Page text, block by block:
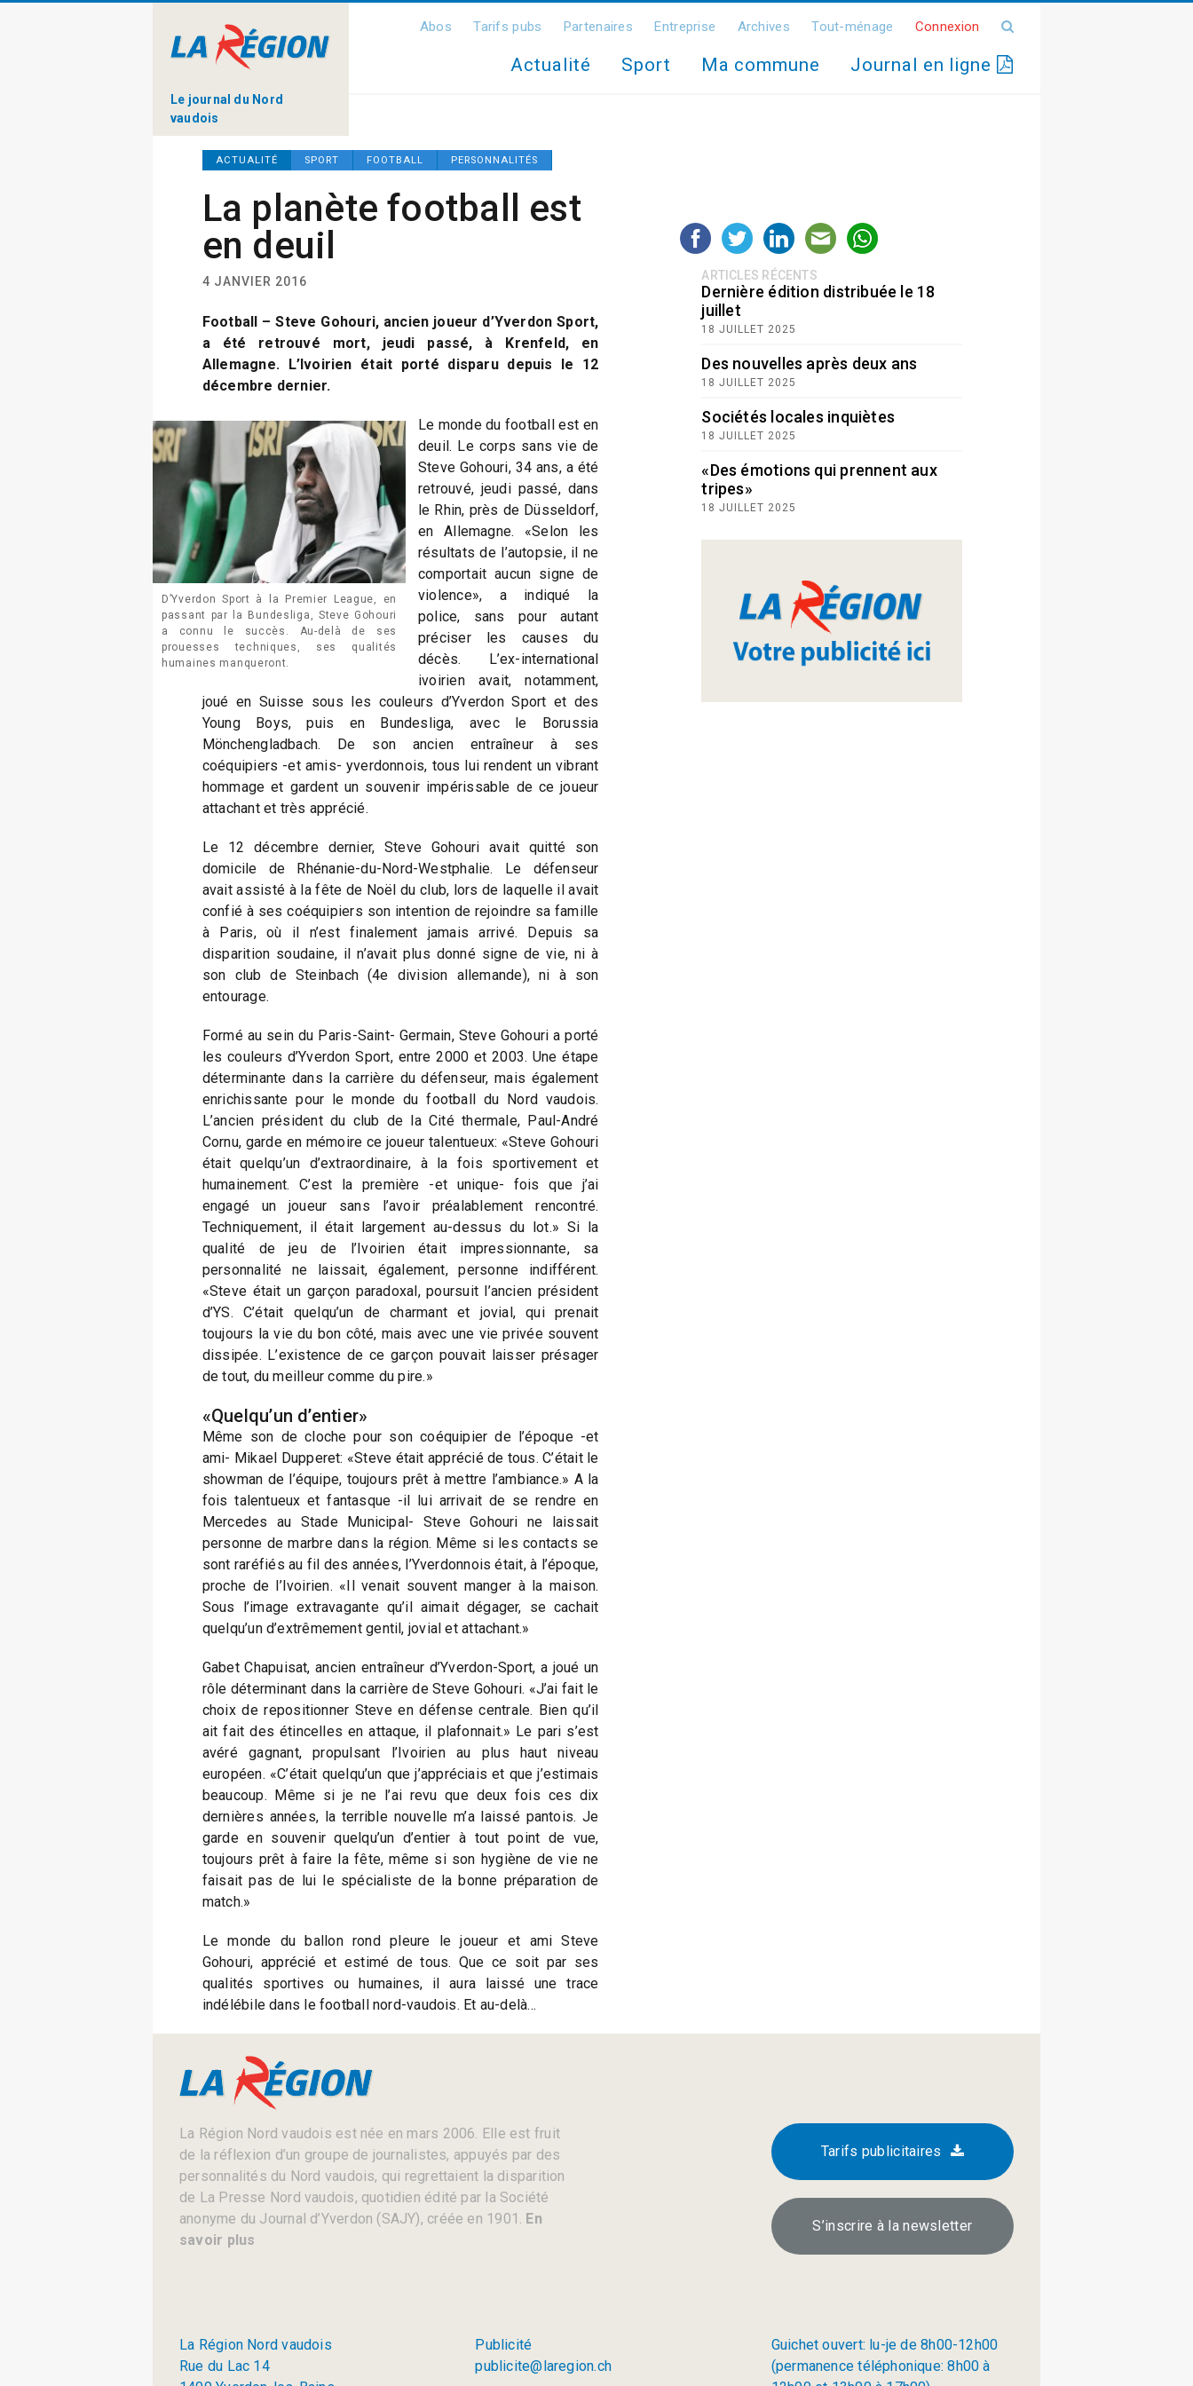
Le journal du Nord
vaudois
Abos Tarifs pubs Partenaires Entreprise Archives Tout-ménage Connexion
Actualité Sport Ma commune Journal en ligne
ACTUALITÉ SPORT FOOTBALL PERSONNALITÉS
La planète football est
en deuil
4 JANVIER 2016
Football – Steve Gohouri, ancien joueur d’Yverdon Sport,
a été retrouvé mort, jeudi passé, à Krenfeld, en
Allemagne. L’Ivoirien était porté disparu depuis le 12
décembre dernier.
D’Yverdon Sport à la Premier League, en
passant par la Bundesliga, Steve Gohouri
a connu le succès. Au-delà de ses
prouesses techniques, ses qualités
humaines manqueront.
Le monde du football est en
deuil. Le corps sans vie de
Steve Gohouri, 34 ans, a été
retrouvé, jeudi passé, dans
le Rhin, près de Düsseldorf,
en Allemagne. «Selon les
résultats de l’autopsie, il ne
comportait aucun signe de
violence», a indiqué la
police, sans pour autant
préciser les causes du
décès. L’ex-international
ivoirien avait, notamment,
joué en Suisse sous les couleurs d’Yverdon Sport et des
Young Boys, puis en Bundesliga, avec le Borussia
Mönchengladbach. De son ancien entraîneur à ses
coéquipiers -et amis- yverdonnois, tous lui rendent un vibrant
hommage et gardent un souvenir impérissable de ce joueur
attachant et très apprécié.
Le 12 décembre dernier, Steve Gohouri avait quitté son
domicile de Rhénanie-du-Nord-Westphalie. Le défenseur
avait assisté à la fête de Noël du club, lors de laquelle il avait
confié à ses coéquipiers son intention de rejoindre sa famille
à Paris, où il n’est finalement jamais arrivé. Depuis sa
disparition soudaine, il n’avait plus donné signe de vie, ni à
son club de Steinbach (4e division allemande), ni à son
entourage.
Formé au sein du Paris-Saint- Germain, Steve Gohouri a porté
les couleurs d’Yverdon Sport, entre 2000 et 2003. Une étape
déterminante dans la carrière du défenseur, mais également
enrichissante pour le monde du football du Nord vaudois.
L’ancien président du club de la Cité thermale, Paul-André
Cornu, garde en mémoire ce joueur talentueux: «Steve Gohouri
était quelqu’un d’extraordinaire, à la fois sportivement et
humainement. C’est la première -et unique- fois que j’ai
engagé un joueur sans l’avoir préalablement rencontré.
Techniquement, il était largement au-dessus du lot.» Si la
qualité de jeu de l’Ivoirien était impressionnante, sa
personnalité ne laissait, également, personne indifférent.
«Steve était un garçon paradoxal, poursuit l’ancien président
d’YS. C’était quelqu’un de charmant et jovial, qui prenait
toujours la vie du bon côté, mais avec une vie privée souvent
dissipée. L’existence de ce garçon pouvait laisser présager
de tout, du meilleur comme du pire.»
«Quelqu’un d’entier»
Même son de cloche pour son coéquipier de l’époque -et
ami- Mikael Dupperet: «Steve était apprécié de tous. C’était le
showman de l’équipe, toujours prêt à mettre l’ambiance.» A la
fois talentueux et fantasque -il lui arrivait de se rendre en
Mercedes au Stade Municipal- Steve Gohouri ne laissait
personne de marbre dans la région. Même si les contacts se
sont raréfiés au fil des années, l’Yverdonnois était, à l’époque,
proche de l’Ivoirien. «Il venait souvent manger à la maison.
Sous l’image extravagante qu’il aimait dégager, se cachait
quelqu’un d’extrêmement gentil, jovial et attachant.»
Gabet Chapuisat, ancien entraîneur d’Yverdon-Sport, a joué un
rôle déterminant dans la carrière de Steve Gohouri. «J’ai fait le
choix de repositionner Steve en défense centrale. Bien qu’il
ait fait des étincelles en attaque, il plafonnait.» Le pari s’est
avéré gagnant, propulsant l’Ivoirien au plus haut niveau
européen. «C’était quelqu’un que j’appréciais et que j’estimais
beaucoup. Même si je ne l’ai revu que deux fois ces dix
dernières années, la terrible nouvelle m’a laissé pantois. Je
garde en souvenir quelqu’un d’entier à tout point de vue,
toujours prêt à faire la fête, même si son hygiène de vie ne
faisait pas de lui le spécialiste de la bonne préparation de
match.»
Le monde du ballon rond pleure le joueur et ami Steve
Gohouri, apprécié et estimé de tous. Que ce soit par ses
qualités sportives ou humaines, il aura laissé une trace
indélébile dans le football nord-vaudois. Et au-delà…
ARTICLES RÉCENTS
Dernière édition distribuée le 18
juillet
18 JUILLET 2025
Des nouvelles après deux ans
18 JUILLET 2025
Sociétés locales inquiètes
18 JUILLET 2025
«Des émotions qui prennent aux
tripes»
18 JUILLET 2025
La Région Nord vaudois est née en mars 2006. Elle est fruit
de la réflexion d’un groupe de journalistes, appuyés par des
personnalités du Nord vaudois, qui regrettaient la disparition
de La Presse Nord vaudois, quotidien édité par la Société
anonyme du Journal d’Yverdon (SAJY), créée en 1901. En
savoir plus
Tarifs publicitaires
S’inscrire à la newsletter
La Région Nord vaudois
Rue du Lac 14
Publicité
publicite@laregion.ch
Guichet ouvert: lu-je de 8h00-12h00
(permanence téléphonique: 8h00 à